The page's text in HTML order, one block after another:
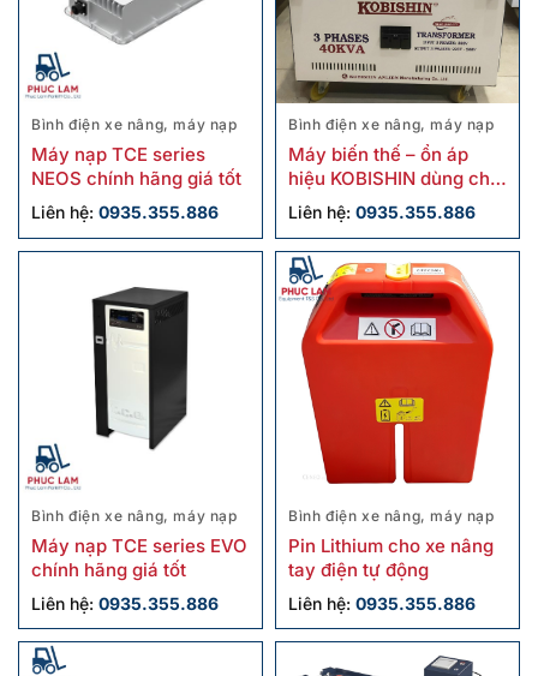
Bình điện xe nâng, máy nạp
Máy nạp TCE series
NEOS chính hãng giá tốt
Liên hệ: 0935.355.886
Bình điện xe nâng, máy nạp
Máy biến thế – ổn áp
hiệu KOBISHIN dùng cho
xe nâng điện
Liên hệ: 0935.355.886
Bình điện xe nâng, máy nạp
Máy nạp TCE series EVO
chính hãng giá tốt
Liên hệ: 0935.355.886
Bình điện xe nâng, máy nạp
Pin Lithium cho xe nâng
tay điện tự động
Liên hệ: 0935.355.886